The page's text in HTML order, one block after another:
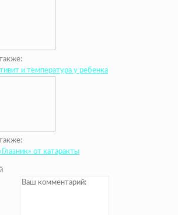
и температура у ребенка
от катаракты